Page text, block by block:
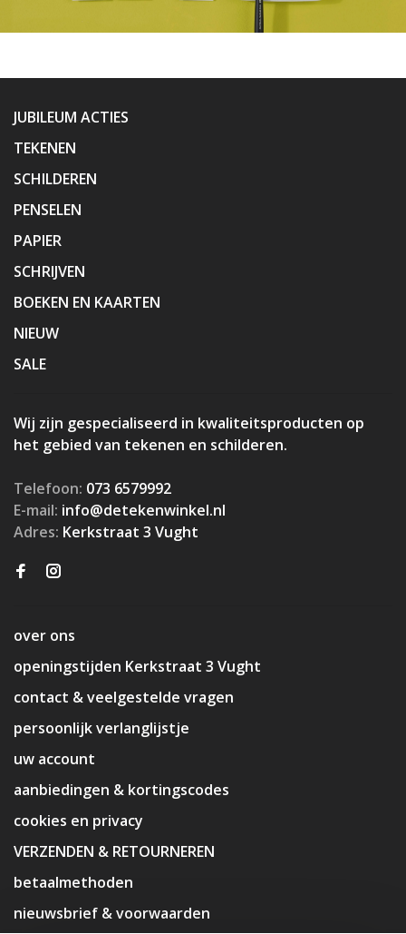
JUBILEUM ACTIES
TEKENEN
SCHILDEREN
PENSELEN
PAPIER
SCHRIJVEN
BOEKEN EN KAARTEN
NIEUW
SALE
Wij zijn gespecialiseerd in kwaliteitsproducten op
het gebied van tekenen en schilderen.
Telefoon: 073 6579992
E-mail: info@detekenwinkel.nl
Adres: Kerkstraat 3 Vught
over ons
openingstijden Kerkstraat 3 Vught
contact & veelgestelde vragen
persoonlijk verlanglijstje
uw account
aanbiedingen & kortingscodes
cookies en privacy
VERZENDEN & RETOURNEREN
betaalmethoden
nieuwsbrief & voorwaarden